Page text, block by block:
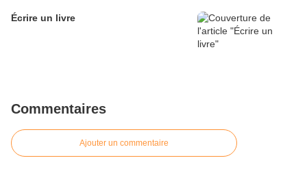
Écrire un livre
Commentaires
Ajouter un commentaire